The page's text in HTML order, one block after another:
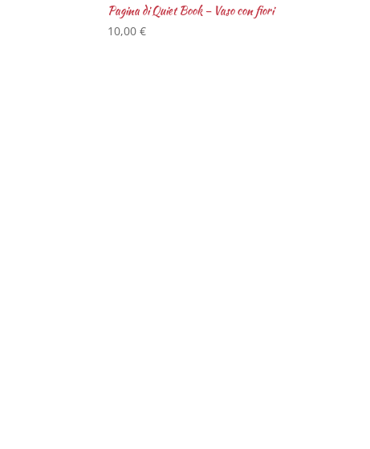
Pagina di Quiet Book – Vaso con fiori
10,00€